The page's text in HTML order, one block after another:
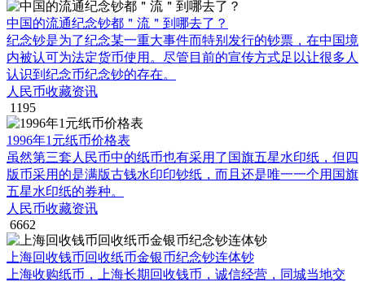
中国的流通纪念钞都＂流＂到哪去了？
纪念钞是为了纪念某一重大事件而特别发行的钞票，在中国境
内被认可为法定货币使用。尽管目前的宣传方式足以让很多人
认识到纪念币纪念钞的存在。
人民币收藏资讯
1195
1996年1元纸币价格表
虽然第三套人民币中的纸币也有采用了国旗五星水印纸，但四
版币采用的是满版古钱水印印钞纸，而且还是唯一一个用国旗
五星水印纸的券种。
人民币收藏资讯
6662
上海回收钱币回收纸币金银币纪念钞连体钞
上海收购纸币，上海长期回收钱币，诚信经营，同城当地交